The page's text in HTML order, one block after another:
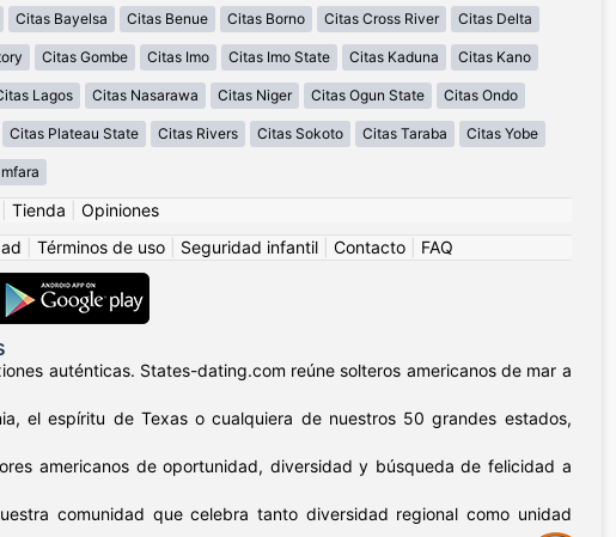
Citas Bayelsa Citas Benue Citas Borno Citas Cross River Citas Delta
Citas Gombe Citas Imo Citas Imo State Citas Kaduna Citas Kano
Lagos Citas Nasarawa Citas Niger Citas Ogun State Citas Ondo
Citas Plateau State Citas Rivers Citas Sokoto Citas Taraba Citas Yobe
Tienda
Opiniones
Términos de uso Seguridad infantil Contacto FAQ
auténticas. States-dating.com reúne solteros americanos de mar a
el espíritu de Texas o cualquiera de nuestros 50 grandes estados,
americanos de oportunidad, diversidad y búsqueda de felicidad a
comunidad que celebra tanto diversidad regional como unidad